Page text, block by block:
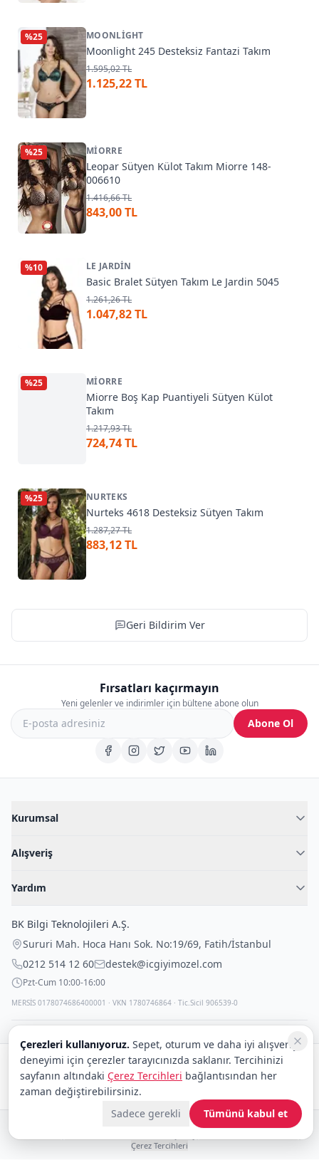
%25 MOONLIGHT
Moonlight 245 Desteksiz Fantazi Takım
1.595,02 TL
1.125,22 TL
%25 MIORRE
Leopar Sütyen Külot Takım Miorre 148-
006610
1.416,66 TL
843,00 TL
%10 LE JARDIN
Basic Bralet Sütyen Takım Le Jardin 5045
1.261,26 TL
1.047,82 TL
%25 MIORRE
Miorre Boş Kap Puantiyeli Sütyen Külot
Takım
1.217,93 TL
724,74 TL
%25 NURTEKS
Nurteks 4618 Desteksiz Sütyen Takım
1.287,27 TL
883,12 TL
Geri Bildirim Ver
Fırsatları kaçırmayın
Yeni gelenler ve indirimler için bültene abone olun
Abone Ol
Kurumsal
Blog
İç Giyim Rehberi
Alışveriş
Fantazi İç Giyim
Çocuk İç Giyim
Outlet Fırsatları
Yardım
İade Politikası
Gizli Paketleme
BK Bilgi Teknolojileri A.Ş.
Sururi Mah. Hoca Hanı Sok. No:19/69, Fatih/İstanbul
0212 514 12 60
destek@icgiyimozel.com
Pzt-Cum 10:00-16:00
MERSİS 0178074686400001 · VKN 1780746864 · Tic.Sicil 906539-0
Güvenli alışveriş:
Kargo:
© 2008–2026 BK Bilgi Teknolojileri ve Ticaret A.Ş.
Çerez Tercihleri
Çerezleri kullanıyoruz. Sepet, oturum ve daha iyi alışveriş
deneyimi için çerezler tarayıcınızda saklanır. Tercihinizi
sayfanın altındaki Çerez Tercihleri bağlantısından her
zaman değiştirebilirsiniz.
Sadece gerekli
Tümünü kabul et